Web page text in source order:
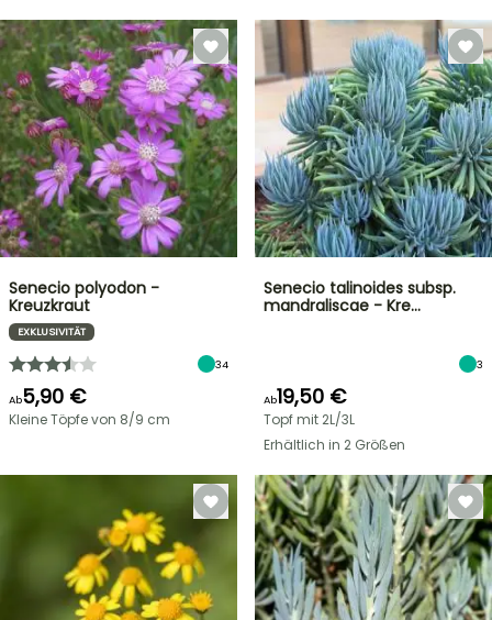
Senecio polyodon -
Kreuzkraut
EXKLUSIVITÄT
34
Ab5,90 €
Kleine Töpfe von 8/9 cm
Senecio talinoides subsp.
mandraliscae - Kre…
3
Ab19,50 €
Topf mit 2L/3L
Erhältlich in 2 Größen